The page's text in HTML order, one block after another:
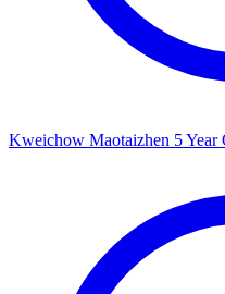
Kweichow Maotaizhen 5 Year